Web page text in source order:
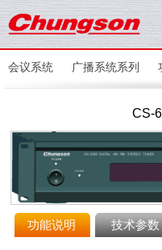
会议系统 广播系统系列
CS-
功能说明 技术参数